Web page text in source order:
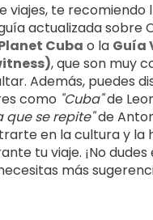
viajes, te recomiendo
actualizada sobre
Cuba o la Guía
, que son muy
Además, puedes
como "Cuba" de
que se repite" de
en la cultura y la
tu viaje. ¡No dudes
más